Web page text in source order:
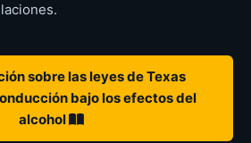
sobre las leyes de Texas
bajo los efectos del
alcohol